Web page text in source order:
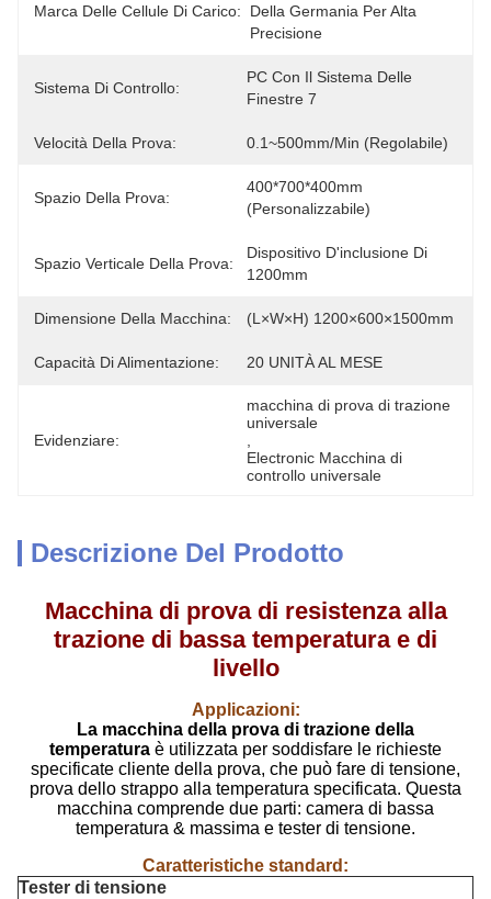
Marca Delle Cellule Di Carico:
Della Germania Per Alta
Precisione
Sistema Di Controllo:
PC Con Il Sistema Delle
Finestre 7
Velocità Della Prova: 0.1~500mm/min (regolabile)
Spazio Della Prova:
400*700*400mm
(personalizzabile)
Spazio Verticale Della Prova:
Dispositivo D'inclusione Di
1200mm
Dimensione Della Macchina: (L×W×H) 1200×600×1500mm
Capacità Di Alimentazione: 20 UNITÀ AL MESE
Evidenziare:
macchina di prova di trazione
universale
Electronic Macchina di
controllo universale
Descrizione Del Prodotto
Macchina di prova di resistenza alla
trazione di bassa temperatura e di
livello
Applicazioni:
La macchina della prova di trazione della
temperatura è utilizzata per soddisfare le richieste
specificate cliente della prova, che può fare di tensione,
prova dello strappo alla temperatura specificata. Questa
macchina comprende due parti: camera di bassa
temperatura & massima e tester di tensione.
Caratteristiche standard:
Tester di tensione